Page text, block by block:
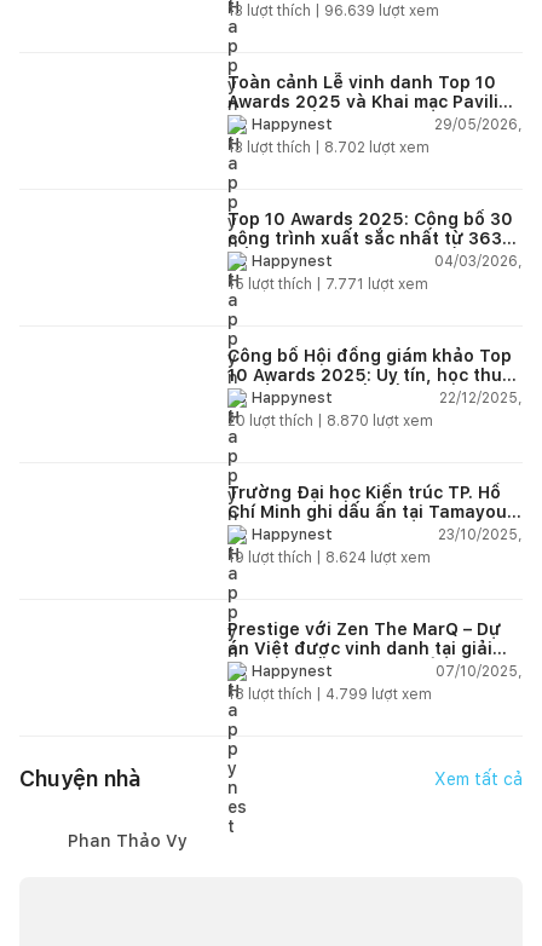
13 lượt thích | 96.639 lượt xem
Toàn cảnh Lễ vinh danh Top 10
Awards 2025 và Khai mạc Pavilion
“Dong buồm”
Happynest
29/05/2026,
13 lượt thích | 8.702 lượt xem
Top 10 Awards 2025: Công bố 30
công trình xuất sắc nhất từ 363
đồ án dự thi trên toàn quốc
Happynest
04/03/2026,
15 lượt thích | 7.771 lượt xem
Công bố Hội đồng giám khảo Top
10 Awards 2025: Uy tín, học thuật
và tầm nhìn thiết kế mới
Happynest
22/12/2025,
20 lượt thích | 8.870 lượt xem
Trường Đại học Kiến trúc TP. Hồ
Chí Minh ghi dấu ấn tại Tamayouz
Awards for Excellence 2024
Happynest
23/10/2025,
19 lượt thích | 8.624 lượt xem
Prestige với Zen The MarQ – Dự
án Việt được vinh danh tại giải
thưởng kiến trúc châu Á 2025
Happynest
07/10/2025,
18 lượt thích | 4.799 lượt xem
Chuyện nhà Xem tất cả
Phan Thảo Vy